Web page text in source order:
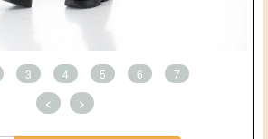
3 4 5 6 7
< >